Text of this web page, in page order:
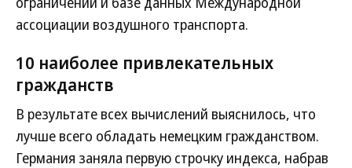
ассоциации воздушного транспорта.
10 наиболее привлекательных
гражданств
В результате всех вычислений выяснилось, что
лучше всего обладать немецким гражданством.
Германия заняла первую строчку индекса, набрав